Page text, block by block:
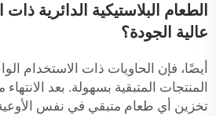
الطعام البلاستيكية الدائرية
عالية الجودة؟
أيضًا، فإن الحاويات ذات الاستخدام
المنتجات المتبقية بسهولة. بعد
تخزين أي طعام متبقي في نفس الأوعية